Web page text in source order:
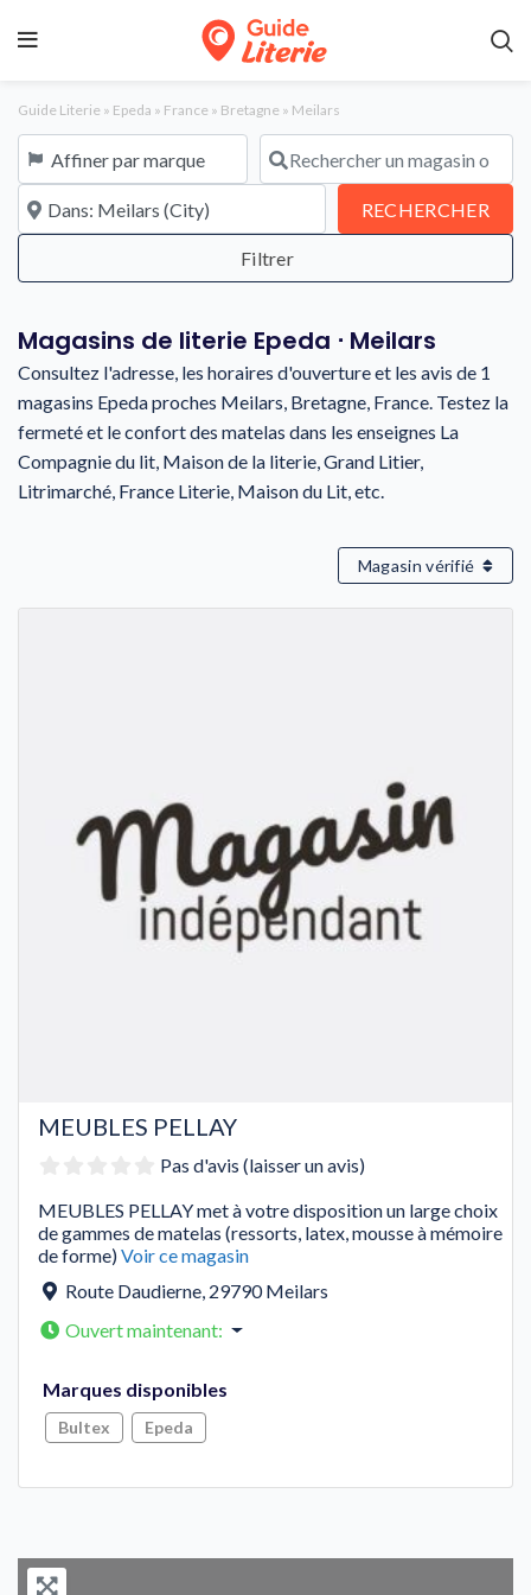
Guide Literie » Epeda » France » Bretagne » Meilars
Affiner par marque Rechercher un magasin ou une
À proximité de RECHERCHER
Magasins de literie Epeda ⋅ Meilars
Consultez l'adresse, les horaires d'ouverture et les avis de 1
magasins Epeda proches Meilars, Bretagne, France. Testez la
fermeté et le confort des matelas dans les enseignes La
Compagnie du lit, Maison de la literie, Grand Litier,
Litrimarché, France Literie, Maison du Lit, etc.
Magasin vérifié
MEUBLES PELLAY
Pas d'avis (laisser un avis)
MEUBLES PELLAY met à votre disposition un large choix
de gammes de matelas (ressorts, latex, mousse à mémoire
de forme)Voir ce magasin
Route Daudierne, 29790 Meilars
Ouvert maintenant:
Marques disponibles
Bultex Epeda